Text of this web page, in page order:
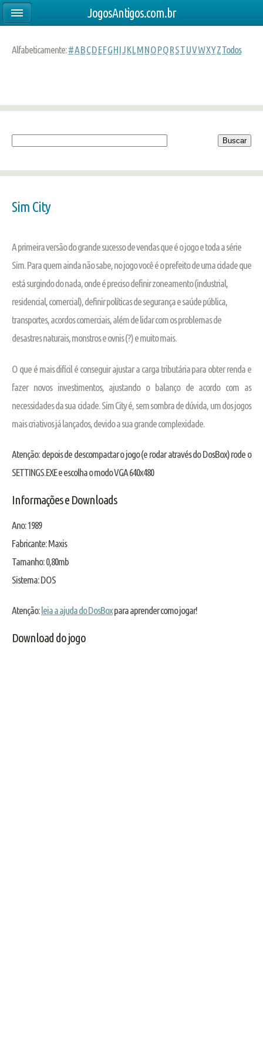
Alfabeticamente:#ABCDEFGHIJKLMNOPQRSTUVWXYZTodos
Sim City
A primeira versão do grande sucesso de vendas que é o jogo e toda a série
Sim. Para quem ainda não sabe, no jogo você é o prefeito de uma cidade que
está surgindo do nada, onde é preciso definir zoneamento (industrial,
residencial, comercial), definir políticas de segurança e saúde pública,
transportes, acordos comerciais, além de lidar com os problemas de
desastres naturais, monstros e ovnis (?) e muito mais.
O que é mais difícil é conseguir ajustar a carga tributária para obter renda e
fazer novos investimentos, ajustando o balanço de acordo com as
necessidades da sua cidade. Sim City é, sem sombra de dúvida, um dos jogos
mais criativos já lançados, devido a sua grande complexidade.
Atenção: depois de descompactar o jogo (e rodar através do DosBox) rode o
SETTINGS.EXE e escolha o modo VGA 640x480
Informações e Downloads
Ano: 1989
Fabricante: Maxis
Tamanho: 0,80mb
Sistema: DOS
Atenção: leia a ajuda do DosBoxpara aprender como jogar!
Download do jogo
JogosAntigos.com.br